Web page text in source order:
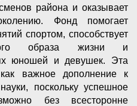
района и оказывает
Фонд помогает
спортом, способствует
образа жизни и
юношей и девушек. Эта
как важное дополнение к
поскольку успешное
без всесторонне